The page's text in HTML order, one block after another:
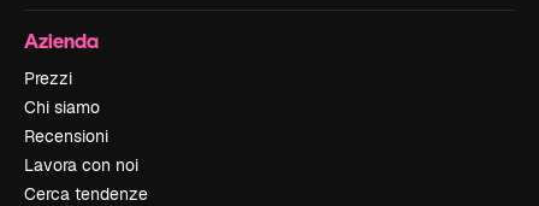
Azienda
Prezzi
Chi siamo
Recensioni
Lavora con noi
Cerca tendenze